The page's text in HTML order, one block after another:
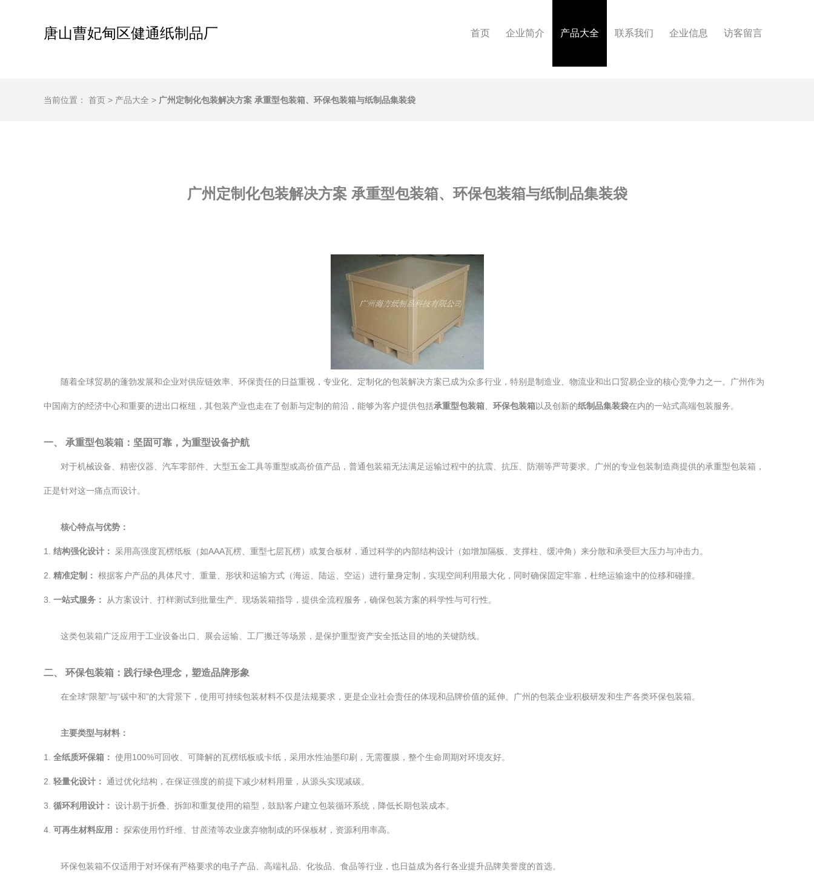
唐山曹妃甸区健通纸制品厂 首页 企业简介 产品大全 联系我们 企业信息 访客留言
当前位置： 首页 > 产品大全 > 广州定制化包装解决方案 承重型包装箱、环保包装箱与纸制品集装袋
广州定制化包装解决方案 承重型包装箱、环保包装箱与纸制品集装袋
随着全球贸易的蓬勃发展和企业对供应链效率、环保责任的日益重视，专业化、定制化的包装解决方案已成为众多行业，特别是制造业、物流业和出口贸易企业的核心竞争力之一。广州作为
中国南方的经济中心和重要的进出口枢纽，其包装产业也走在了创新与定制的前沿，能够为客户提供包括承重型包装箱 环保包装箱以及创新的纸制品集装袋在内的一站式高端包装服务。
一、 承重型包装箱：坚固可靠，为重型设备护航
对于机械设备、精密仪器、汽车零部件、大型五金工具等重型或高价值产品，普通包装箱无法满足运输过程中的抗震、抗压、防潮等严苛要求。广州的专业包装制造商提供的承重型包装箱，
正是针对这一痛点而设计。
核心特点与优势：
1. 结构强化设计： 采用高强度瓦楞纸板（如AAA瓦楞、重型七层瓦楞）或复合板材，通过科学的内部结构设计（如增加隔板、支撑柱、缓冲角）来分散和承受巨大压力与冲击力。
2. 精准定制： 根据客户产品的具体尺寸、重量、形状和运输方式（海运、陆运、空运）进行量身定制，实现空间利用最大化，同时确保固定牢靠，杜绝运输途中的位移和碰撞。
3. 一站式服务： 从方案设计、打样测试到批量生产、现场装箱指导，提供全流程服务，确保包装方案的科学性与可行性。
这类包装箱广泛应用于工业设备出口、展会运输、工厂搬迁等场景，是保护重型资产安全抵达目的地的关键防线。
二、 环保包装箱：践行绿色理念，塑造品牌形象
在全球“限塑”与“碳中和”的大背景下，使用可持续包装材料不仅是法规要求，更是企业社会责任的体现和品牌价值的延伸。广州的包装企业积极研发和生产各类环保包装箱。
主要类型与材料：
1. 全纸质环保箱： 使用100%可回收、可降解的瓦楞纸板或卡纸，采用水性油墨印刷，无需覆膜，整个生命周期对环境友好。
2. 轻量化设计： 通过优化结构，在保证强度的前提下减少材料用量，从源头实现减碳。
3. 循环利用设计： 设计易于折叠、拆卸和重复使用的箱型，鼓励客户建立包装循环系统，降低长期包装成本。
4. 可再生材料应用： 探索使用竹纤维、甘蔗渣等农业废弃物制成的环保板材，资源利用率高。
环保包装箱不仅适用于对环保有严格要求的电子产品、高端礼品、化妆品、食品等行业，也日益成为各行各业提升品牌美誉度的首选。